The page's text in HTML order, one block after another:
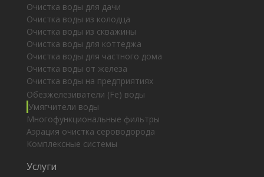
Очистка воды для дачи
Очистка воды из колодца
Очистка воды из скважины
Очистка воды для коттеджа
Очистка воды для частного дома
Очистка воды от железа
Очистка воды на предприятиях
Обезжелезиватели (Fe) воды
Умягчители воды
Многофункциональные фильтры
Аэрация очистка сероводорода
Комплексные системы
Услуги